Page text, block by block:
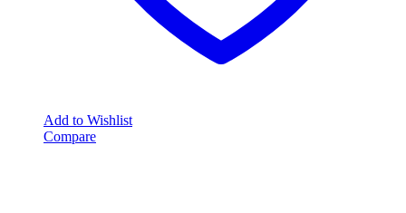
Add to Wishlist
Compare